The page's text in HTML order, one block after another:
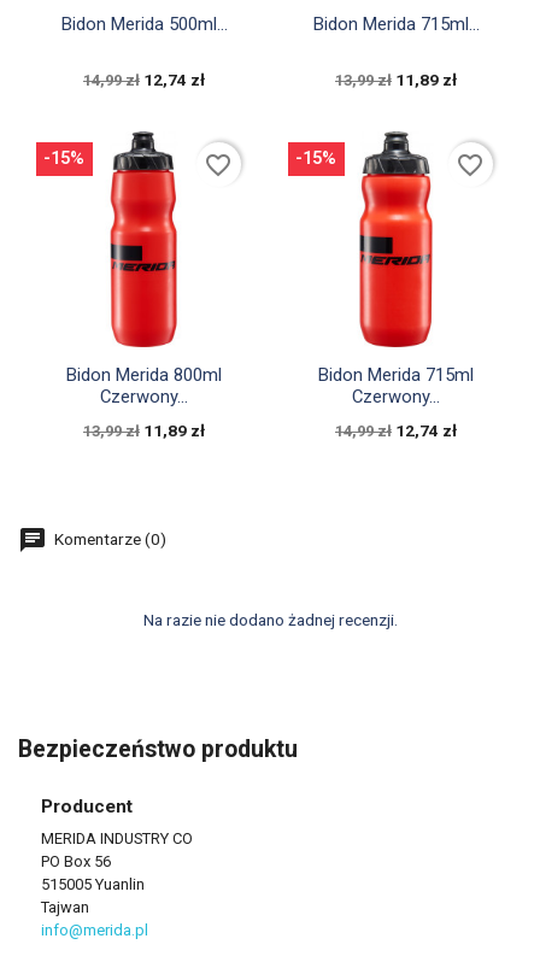
Szybki podgląd
Bidon Merida 500ml...
14,99 zł 12,74 zł
Szybki podgląd
Bidon Merida 715ml...
13,99 zł 11,89 zł
Szybki podgląd
Bidon Merida 800ml
Czerwony...
13,99 zł 11,89 zł
-15% favorite_border
Szybki podgląd
Bidon Merida 715ml
Czerwony...
14,99 zł 12,74 zł
-15% favorite_border
Komentarze (0)
Na razie nie dodano żadnej recenzji.
Bezpieczeństwo produktu
Producent
MERIDA INDUSTRY CO
PO Box 56
515005 Yuanlin
Tajwan
info@merida.pl